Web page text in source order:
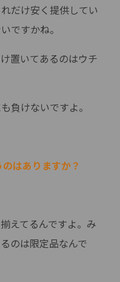
だけ安く提供してい
ですかね。
置いてあるのはウチ
負けないですよ。
はありますか？
えてるんですよ。み
のは限定品なんで